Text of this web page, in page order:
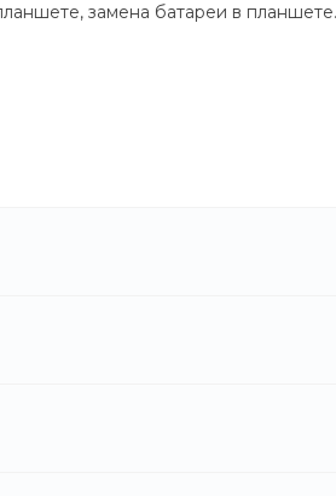
замена батареи в планшете.